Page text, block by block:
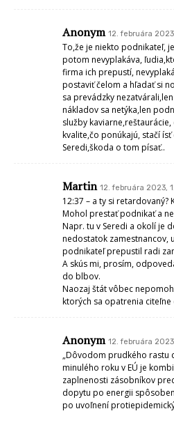
Anonym 12. februára
To,že je niekto podnikateľ,
potom nevyplakáva,
firma ich prepustí,
postaviť čelom a hľadať si
sa prevádzky
nákladov sa netýka,len
služby
kvalite,čo ponúkajú, stačí ísť
Seredi,škoda o tom písať..
Martin 12. februára 2023,
12:37 – a ty si
Mohol prestať podnikať a
Napr. tu v Seredi a okolí je
nedostatok zamestnancov,
podnikateľ prepustil radi
A skús mi, prosím,
do blbov.
Naozaj štát vôbec
ktorých sa opatrenia citeľne
Anonym 12. februára
„Dôvodom prudkého rastu
minulého roku v EÚ je
zaplnenosti zásobníkov
dopytu po energii
po uvoľnení